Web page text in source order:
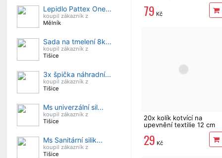
Lepidlo Pattex One...
koupil zákazník z
Mělník
Sada na tmelení 8k...
koupil zákazník z
Tišice
3x špička náhradní...
koupil zákazník z
Tišice
Ms univerzální sil...
koupil zákazník z
Tišice
Ms Sanitární silik...
koupil zákazník z
Tišice
79 Kč
20x kolík kotvící na
upevnění textilie 12 cm
29 Kč